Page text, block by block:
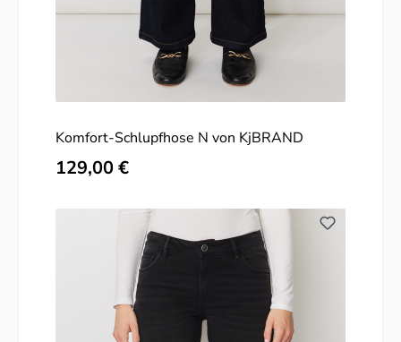
Komfort-Schlupfhose N von KjBRAND
Regulärer Preis:
129,00 €